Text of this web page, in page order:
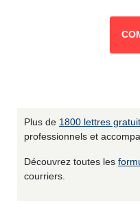
Plus de 1800 lettres
professionnels et
Découvrez toutes les
courriers.